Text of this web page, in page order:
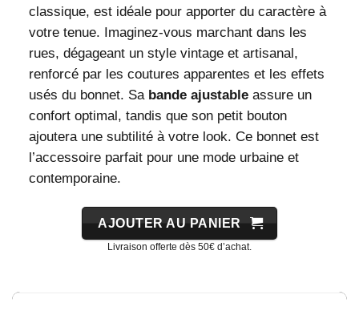
classique, est idéale pour apporter du caractère à
votre tenue. Imaginez-vous marchant dans les
rues, dégageant un style vintage et artisanal,
renforcé par les coutures apparentes et les effets
usés du bonnet. Sa bande ajustableassure un
confort optimal, tandis que son petit bouton
ajoutera une subtilité à votre look. Ce bonnet est
l’accessoire parfait pour une mode urbaine et
contemporaine.
AJOUTER AU PANIER
Livraison offerte dès 50€ d’achat.